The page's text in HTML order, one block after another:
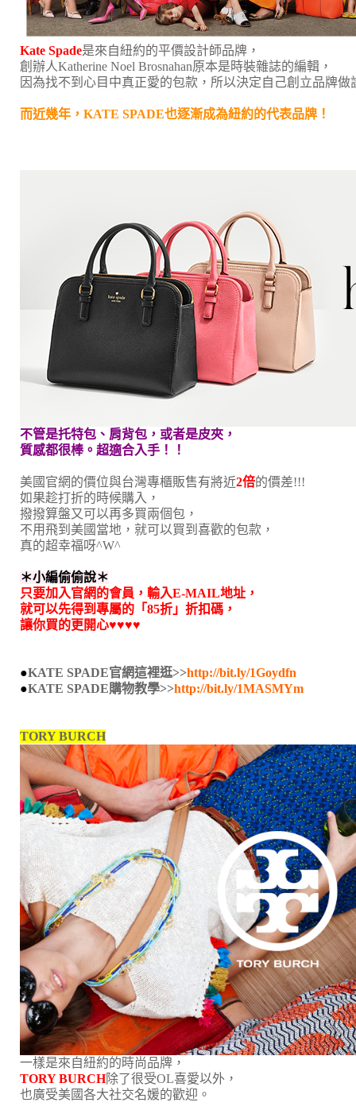
Kate Spade是來自紐約的平價設計師品牌，
創辦人Katherine Noel Brosnahan原本是時裝雜誌的編輯，
因為找不到心目中真正愛的包款，所以決定自己創立品牌做
而近幾年，KATE SPADE也逐漸成為紐約的代表品牌！
不管是托特包 、 肩背包，或者是皮夾，
質感都很棒。超適合入手！！
美國官網的價位與台灣專櫃販售有將近2倍的價差!!!
如果趁打折的時候購入，
撥撥算盤又可以再多買兩個包，
不用飛到美國當地，就可以買到喜歡的包款，
真的超幸福呀^W^
＊小編偷偷說＊
只要加入官網的會員，輸入E-MAIL地址，
就可以先得到專屬的「85折」折扣碼，
讓你買的更開心♥♥♥♥
●KATE SPADE官網這裡逛>>http://bit.ly/1Goydfn
●KATE SPADE購物教學>>http://bit.ly/1MASMYm
TORY BURCH
一樣是來自紐約的時尚品牌，
TORY BURCH除了很受OL喜愛以外，
也廣受美國各大社交名媛的歡迎。